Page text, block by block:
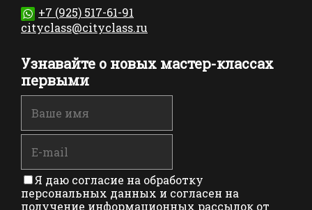
+7 (925) 517-61-91
cityclass@cityclass.ru
Узнавайте о новых мастер-классах
первыми
Я даю согласие на обработку
персональных данных и согласен на
получение информационных рассылок от